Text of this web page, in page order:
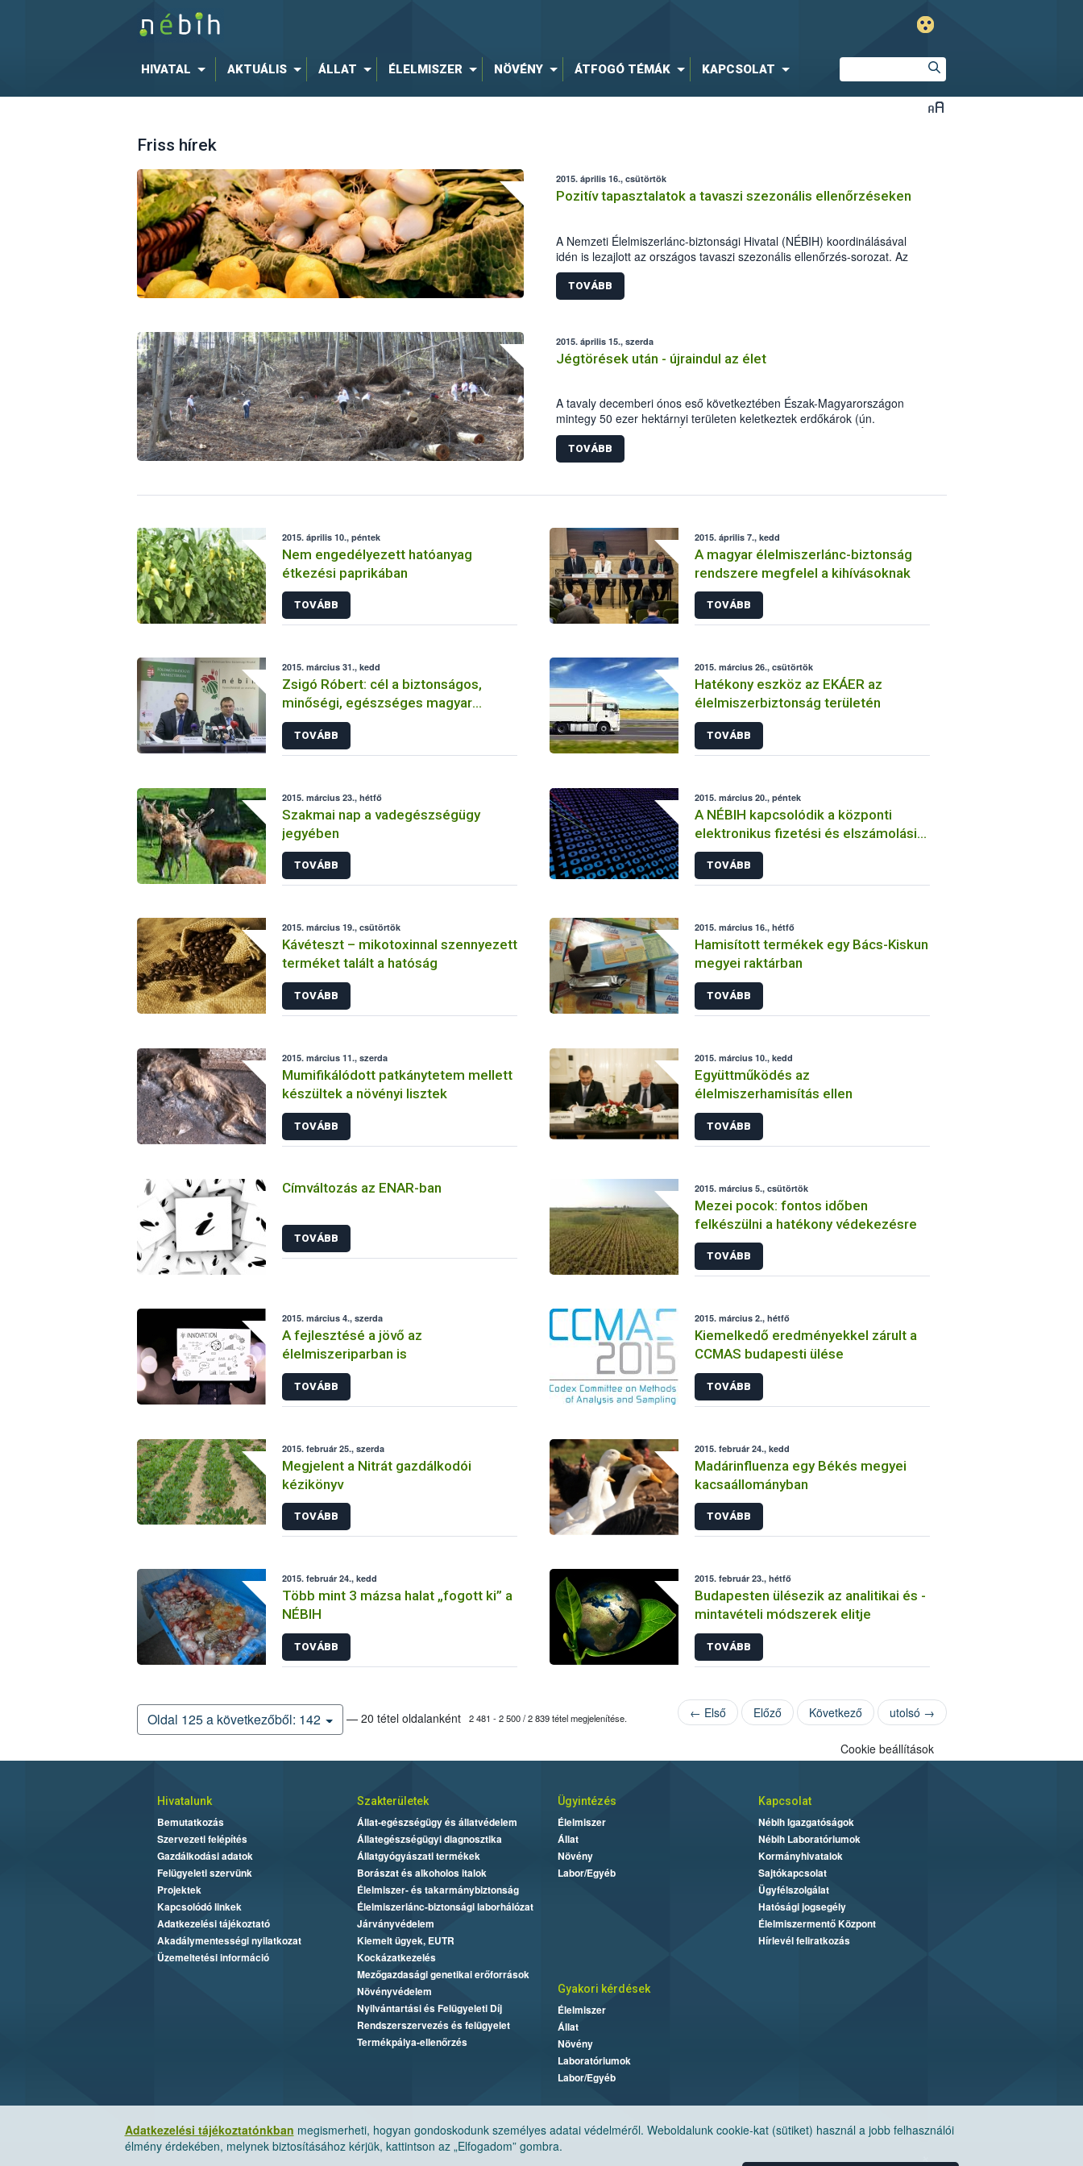
HIVATAL AKTUÁLIS ÁLLAT ÉLELMISZER NÖVÉNY ÁTFOGÓ TÉMÁK KAPCSOLAT
Friss hírek
2015. április 16., csütörtök
Pozitív tapasztalatok a tavaszi szezonális ellenőrzéseken
A Nemzeti Élelmiszerlánc-biztonsági Hivatal (NÉBIH) koordinálásával
idén is lezajlott az országos tavaszi szezonális ellenőrzés-sorozat. Az
élelmiszerlánc-biztonsági szakemberek szűk egy hónap alatt több mint 3
800 ellenőrzést végeztek, 69 alkalommal figyelmeztetést és mintegy 150
esetben bírságot szabtak ki.
TOVÁBB
2015. április 15., szerda
Jégtörések után - újraindul az élet
A tavaly decemberi ónos eső következtében Észak-Magyarországon
mintegy 50 ezer hektárnyi területen keletkeztek erdőkárok (ún.
jégtörések). A Nemzeti Élelmiszerlánc-biztonsági Hivatal (NÉBIH)
munkatársai alapszintű származási kísérlet ültetésével segítették a
helyreállítást a Börzsönyben az Ipoly Erdő Zrt. Diósjenő Erdészeténél.
TOVÁBB
2015. április 10., péntek
Nem engedélyezett hatóanyag
étkezési paprikában
TOVÁBB
2015. április 7., kedd
A magyar élelmiszerlánc-biztonság
rendszere megfelel a kihívásoknak
TOVÁBB
2015. március 31., kedd
Zsigó Róbert: cél a biztonságos,
minőségi, egészséges magyar
élelmiszer
TOVÁBB
2015. március 26., csütörtök
Hatékony eszköz az EKÁER az
élelmiszerbiztonság területén
TOVÁBB
2015. március 23., hétfő
Szakmai nap a vadegészségügy
jegyében
TOVÁBB
2015. március 20., péntek
A NÉBIH kapcsolódik a központi
elektronikus fizetési és elszámolási
rendszerhez
TOVÁBB
2015. március 19., csütörtök
Kávéteszt – mikotoxinnal szennyezett
terméket talált a hatóság
TOVÁBB
2015. március 16., hétfő
Hamisított termékek egy Bács-Kiskun
megyei raktárban
TOVÁBB
2015. március 11., szerda
Mumifikálódott patkánytetem mellett
készültek a növényi lisztek
TOVÁBB
2015. március 10., kedd
Együttműködés az
élelmiszerhamisítás ellen
TOVÁBB
Címváltozás az ENAR-ban
TOVÁBB
2015. március 5., csütörtök
Mezei pocok: fontos időben
felkészülni a hatékony védekezésre
TOVÁBB
2015. március 4., szerda
A fejlesztésé a jövő az
élelmiszeriparban is
TOVÁBB
2015. március 2., hétfő
Kiemelkedő eredményekkel zárult a
CCMAS budapesti ülése
TOVÁBB
2015. február 25., szerda
Megjelent a Nitrát gazdálkodói
kézikönyv
TOVÁBB
2015. február 24., kedd
Madárinfluenza egy Békés megyei
kacsaállományban
TOVÁBB
2015. február 24., kedd
Több mint 3 mázsa halat „fogott ki” a
NÉBIH
TOVÁBB
2015. február 23., hétfő
Budapesten ülésezik az analitikai és -
mintavételi módszerek elitje
TOVÁBB
Oldal 125 a következőből: 142 — 20 tétel oldalanként 2 481 - 2 500 / 2 839 tétel megjelenítése. ← Első Előző Következő utolsó →
Adatkezelési tájékoztatónkban megismerheti, hogyan gondoskodunk személyes adatai védelméről. Weboldalunk cookie-kat (sütiket) használ a jobb felhasználói
élmény érdekében, melynek biztosításához kérjük, kattintson az „Elfogadom” gombra.
Cookie beállítások
Hivatalunk
Bemutatkozás
Szervezeti felépítés
Gazdálkodási adatok
Felügyeleti szervünk
Projektek
Kapcsolódó linkek
Adatkezelési tájékoztató
Akadálymentességi nyilatkozat
Üzemeltetési információ
Szakterületek
Állat-egészségügy és állatvédelem
Állategészségügyi diagnosztika
Állatgyógyászati termékek
Borászat és alkoholos italok
Élelmiszer- és takarmánybiztonság
Élelmiszerlánc-biztonsági laborhálózat
Járványvédelem
Kiemelt ügyek, EUTR
Kockázatkezelés
Mezőgazdasági genetikai erőforrások
Növényvédelem
Nyilvántartási és Felügyeleti Díj
Rendszerszervezés és felügyelet
Termékpálya-ellenőrzés
Ügyintézés
Élelmiszer
Állat
Növény
Labor/Egyéb
Kapcsolat
Nébih Igazgatóságok
Nébih Laboratóriumok
Kormányhivatalok
Sajtókapcsolat
Ügyfélszolgálat
Hatósági jogsegély
Élelmiszermentő Központ
Hírlevél feliratkozás
Gyakori kérdések
Élelmiszer
Állat
Növény
Laboratóriumok
Labor/Egyéb